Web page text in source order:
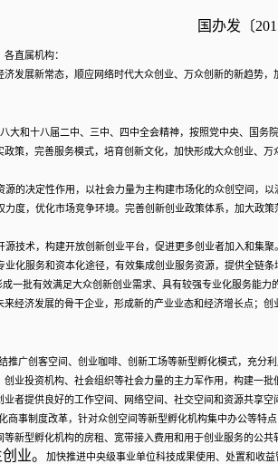
国办发〔
直属机构：
展新常态，顺应网络时代大众创业、万众创新的新趋势
大和十八届二中、三中、四中全会精神，按照党中央、国
策，完善服务模式，培育创新文化，加快形成大众创业、万
源的决定性作用，以社会力量为主构建市场化的众创空间，
力度，优化市场竞争环境。完善创新创业政策体系，加大政
源技术，构建开放创新创业平台，促进更多创业者加入和集
业化服务和资本化途径，有效集成创业服务资源，提供全链
一批有效满足大众创新创业需求、具有较强专业化服务能
经济发展的骨干企业，形成新的产业业态和经济增长点；
推广创客空间、创业咖啡、创新工场等新型孵化模式，充分
业投资机构、社会组织等社会力量的主力军作用，构建一
者提供良好的工作空间、网络空间、社交空间和资源共享空
商事制度改革，针对众创空间等新型孵化机构集中办公等特
新型孵化机构的房租、宽带接入费用和用于创业服务的公
业。 加快推进中央级事业单位科技成果使用、处置和收